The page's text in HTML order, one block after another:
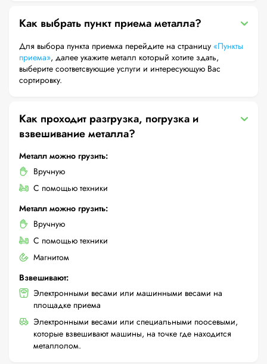
Как выбрать пункт приема металла?
Для выбора пункта приемка перейдите на страницу «Пункты
приема», далее укажите металл который хотите здать,
выберите соответсвующие услуги и интересующую Вас
сортировку.
Как проходит разгрузка, погрузка и
взвешивание металла?
Металл можно грузить:
Вручную
С помощью техники
Металл можно грузить:
Вручную
С помощью техники
Магнитом
Взвешивают:
Электронными весами или машинными весами на
площадке приема
Электронными весами или специальными поосевыми,
которые взвешивают машины, на точке где находится
металлолом.